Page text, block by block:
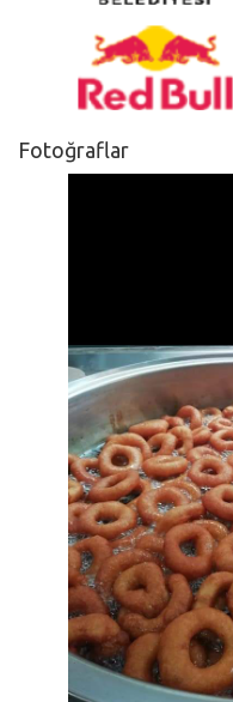
Fotoğraflar